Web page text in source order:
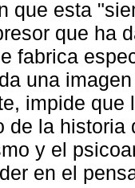
que esta
que ha
fabrica
una
impide que
de la
y el
en el